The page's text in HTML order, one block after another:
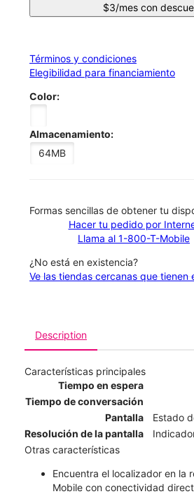
$3/mes con
Términos y condiciones
Elegibilidad para financiamiento
Color:
Almacenamiento:
64MB
​​​​​​​Formas sencillas de obtener tu
Hacer tu pedido por
Llama al 1-800-T-Mobile
¿No está en existencia?
Ve las tiendas cercanas que tienen
Description
Características principales
Tiempo en espera
Tiempo de conversación
Pantalla
Estado
Resolución de la pantalla
Otras características
Encuentra el localizador en la
Mobile con conectividad